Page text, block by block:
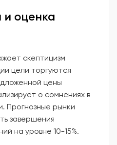
и оценка
скептицизм
цели торгуются
цены
о сомнениях в
Прогнозные рынки
завершения
на уровне 10-15%.